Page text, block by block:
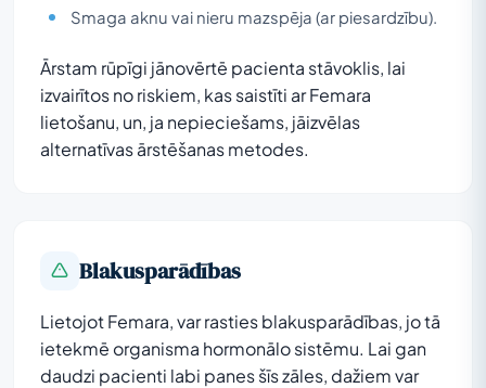
Smaga aknu vai nieru mazspēja (ar piesardzību).
Ārstam rūpīgi jānovērtē pacienta stāvoklis, lai
izvairītos no riskiem, kas saistīti ar Femara
lietošanu, un, ja nepieciešams, jāizvēlas
alternatīvas ārstēšanas metodes.
Blakusparādības
Lietojot Femara, var rasties blakusparādības, jo tā
ietekmē organisma hormonālo sistēmu. Lai gan
daudzi pacienti labi panes šīs zāles, dažiem var